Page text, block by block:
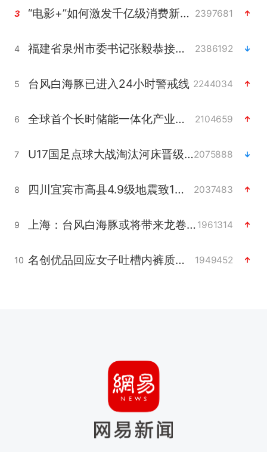
3 “电影+”如何激发千亿级消费新活力？ 2397681
4 福建省泉州市委书记张毅恭接受纪律审查和监察调查 2386192
5 台风白海豚已进入24小时警戒线 2244034
6 全球首个长时储能一体化产业园量产 2104659
7 U17国足点球大战淘汰河床晋级决赛2075888
8 四川宜宾市高县4.9级地震致1人死亡 2037483
9 上海：台风白海豚或将带来龙卷风 1961314
10 名创优品回应女子吐槽内裤质量差 1949452